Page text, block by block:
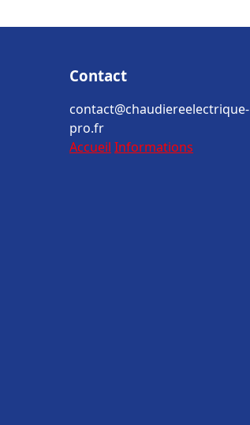
Contact
contact@chaudiereelectrique-
pro.fr
Accueil Informations